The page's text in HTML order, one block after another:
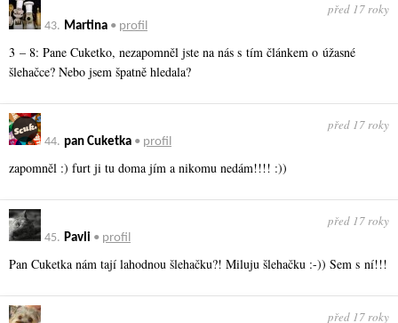
43. Martina • profil
před 17 roky
3 – 8: Pane Cuketko, nezapomněl jste na nás s tím článkem o úžasné
šlehačce? Nebo jsem špatně hledala?
44. pan Cuketka • profil
před 17 roky
zapomněl :) furt ji tu doma jím a nikomu nedám!!!! :))
45. Pavli • profil
před 17 roky
Pan Cuketka nám tají lahodnou šlehačku?! Miluju šlehačku :-)) Sem s ní!!!
před 17 roky